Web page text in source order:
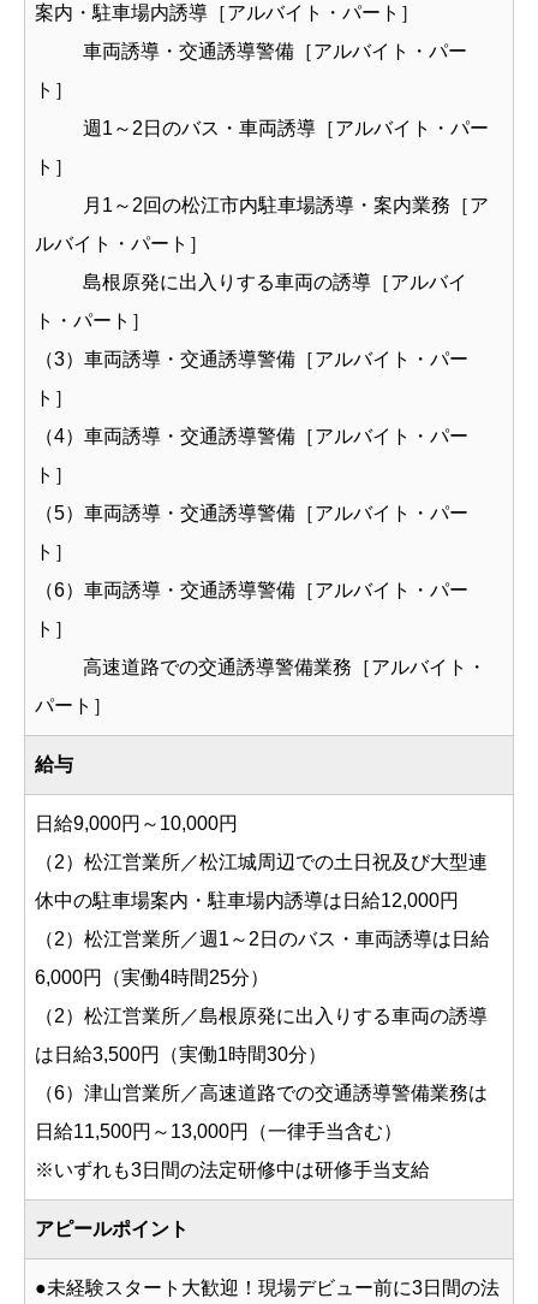
案内・駐車場内誘導［アルバイト・パート］
車両誘導・交通誘導警備［アルバイト・パー
ト］
週1～2日のバス・車両誘導［アルバイト・パー
ト］
月1～2回の松江市内駐車場誘導・案内業務［ア
ルバイト・パート］
島根原発に出入りする車両の誘導［アルバイ
ト・パート］
（3）車両誘導・交通誘導警備［アルバイト・パー
ト］
（4）車両誘導・交通誘導警備［アルバイト・パー
ト］
（5）車両誘導・交通誘導警備［アルバイト・パー
ト］
（6）車両誘導・交通誘導警備［アルバイト・パー
ト］
高速道路での交通誘導警備業務［アルバイト・
パート］
給与
日給9,000円～10,000円
（2）松江営業所／松江城周辺での土日祝及び大型連
休中の駐車場案内・駐車場内誘導は日給12,000円
（2）松江営業所／週1～2日のバス・車両誘導は日給
6,000円（実働4時間25分）
（2）松江営業所／島根原発に出入りする車両の誘導
は日給3,500円（実働1時間30分）
（6）津山営業所／高速道路での交通誘導警備業務は
日給11,500円～13,000円（一律手当含む）
※いずれも3日間の法定研修中は研修手当支給
アピールポイント
●未経験スタート大歓迎！現場デビュー前に3日間の法